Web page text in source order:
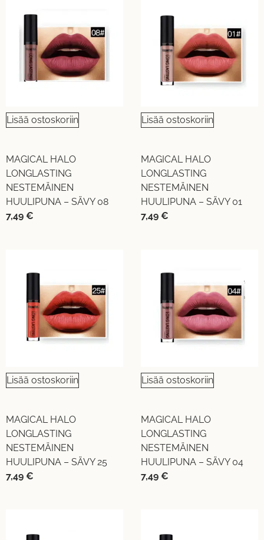
Lisää ostoskoriin
MAGICAL HALO
LONGLASTING
NESTEMÄINEN
HUULIPUNA – SÄVY 08
7,49 €
Lisää ostoskoriin
MAGICAL HALO
LONGLASTING
NESTEMÄINEN
HUULIPUNA – SÄVY 01
7,49 €
Lisää ostoskoriin
MAGICAL HALO
LONGLASTING
NESTEMÄINEN
HUULIPUNA – SÄVY 25
7,49 €
Lisää ostoskoriin
MAGICAL HALO
LONGLASTING
NESTEMÄINEN
HUULIPUNA – SÄVY 04
7,49 €